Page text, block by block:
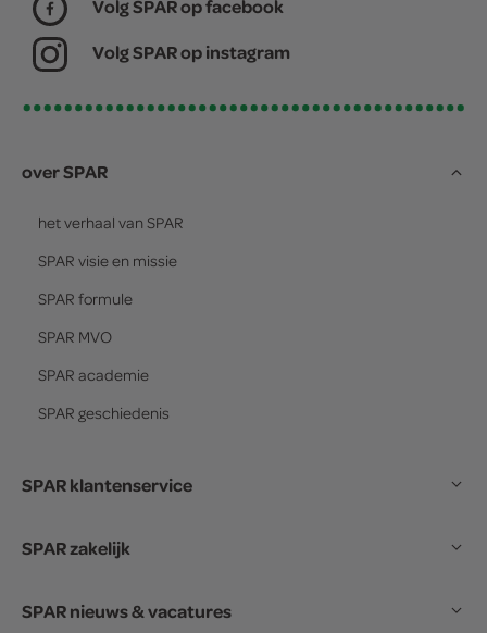
Volg SPAR op facebook
Volg SPAR op instagram
over SPAR
het verhaal van SPAR
SPAR visie en missie
SPAR formule
SPAR MVO
SPAR academie
SPAR geschiedenis
SPAR klantenservice
SPAR zakelijk
SPAR nieuws & vacatures